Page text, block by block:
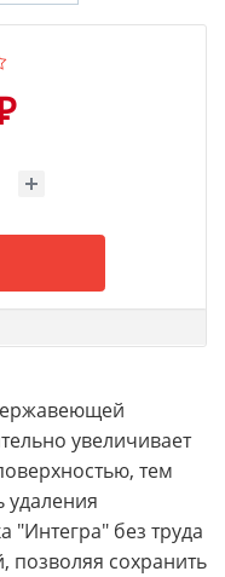
увеличивает
тем
"Интегра" без труда
позволяя сохранить